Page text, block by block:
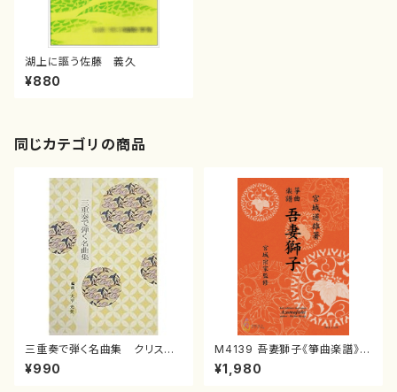
湖上に謳う佐藤 義久
¥880
同じカテゴリの商品
三重奏で弾く名曲集 クリスマ
スメドレー( 箏2/大平光美 編
曲/楽譜）
¥990
M4139 吾妻獅子《箏曲楽譜》
（箏/宮城道雄著・宮城宗家監修/
箏曲古典楽譜）
¥1,980